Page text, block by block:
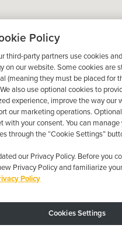
puede variar según los requisitos
Policy
third-party partners use cookies
on our website. Some cookies are
(meaning they must be placed for
also use optional cookies to
experience, improve the way our
our marketing operations.
with your consent. You can
through the “Cookie Settings”
our Privacy Policy. Before you
Privacy Policy and familiarize
Policy
Cookies Settings